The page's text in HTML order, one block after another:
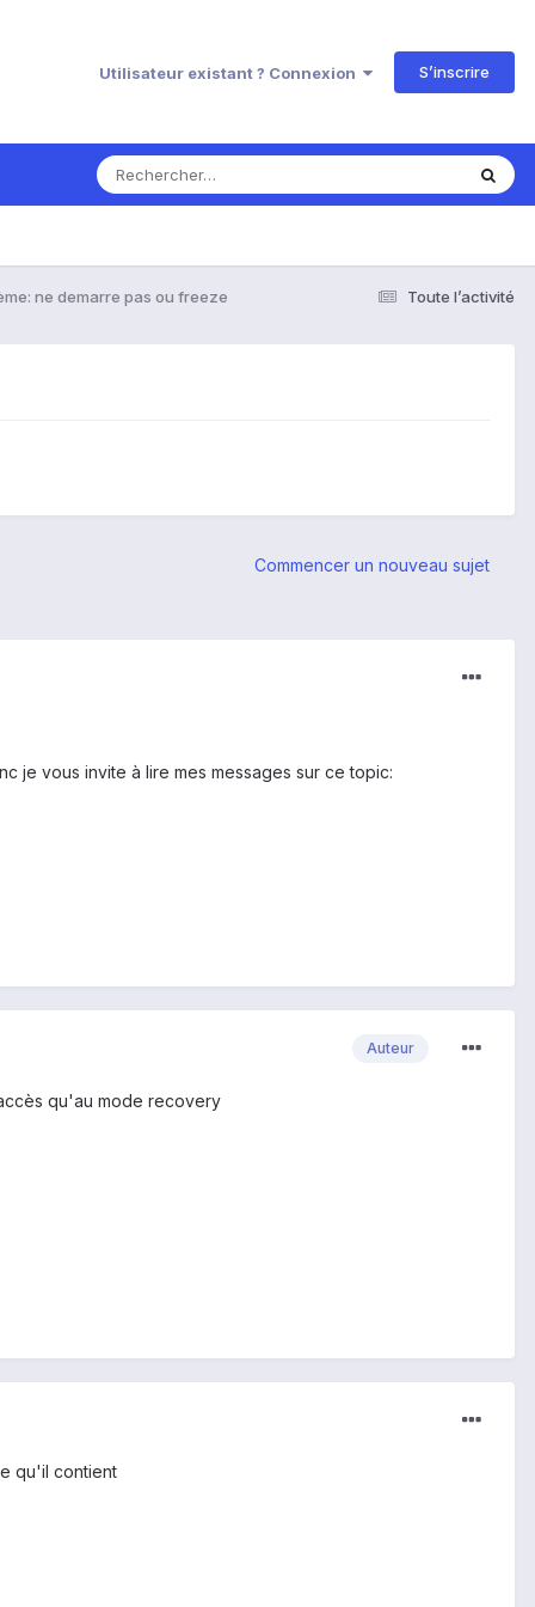
Utilisateur existant ? Connexion S’inscrire
Toute l’activité
ne demarre pas ou freeze
Commencer un nouveau sujet
je vous invite à lire mes messages sur ce topic:
Auteur
qu'au mode recovery
qu'il contient